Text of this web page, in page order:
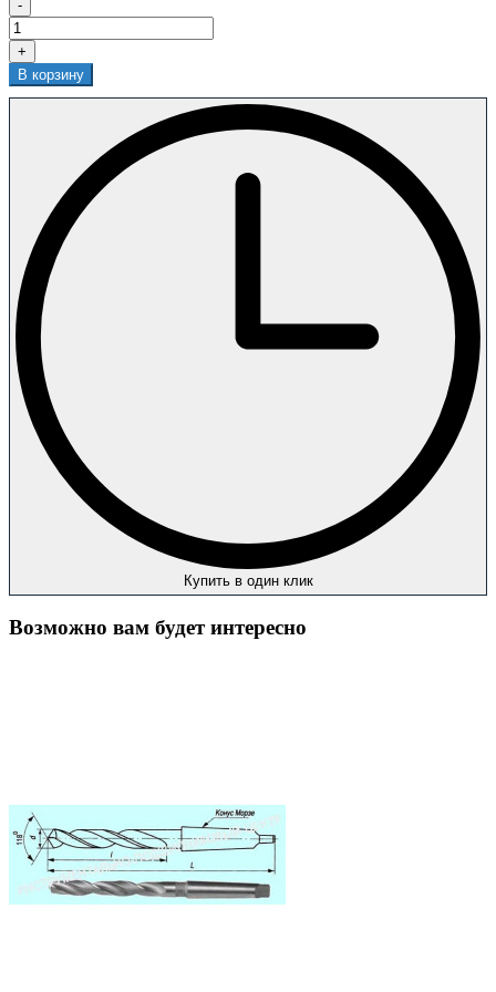
-
+
В корзину
Купить в один клик
Возможно вам будет интересно